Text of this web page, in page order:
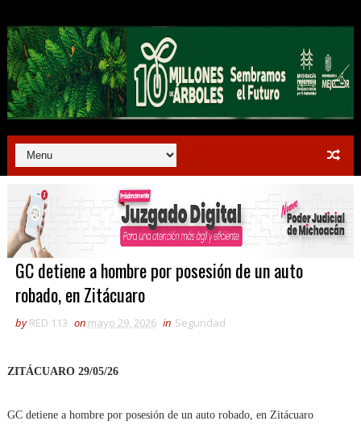
GC detiene a hombre por posesión de un auto
robado, en Zitácuaro
by RED 113 on mayo 29, 2026 in Seguridad
ZITÁCUARO 29/05/26
GC detiene a hombre por posesión de un auto robado, en Zitácuaro